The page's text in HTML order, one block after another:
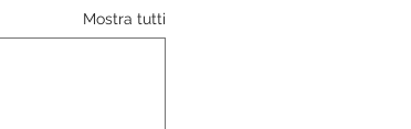
Mostra tutti